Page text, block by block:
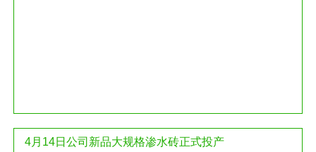
4月14日公司新品大规格渗水砖正式投产